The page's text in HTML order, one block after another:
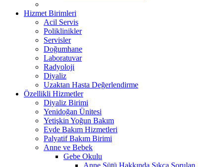
Hizmet Birimleri
Acil Servis
Poliklinikler
Servisler
Doğumhane
Laboratuvar
Radyoloji
Diyaliz
Uzaktan Hasta Değerlendirme
Özellikli Hizmetler
Diyaliz Birimi
Yenidoğan Ünitesi
Yetişkin Yoğun Bakım
Evde Bakım Hizmetleri
Palyatif Bakım Birimi
Anne ve Bebek
Gebe Okulu
Anne Sütü Hakkında Sıkça Sorulan